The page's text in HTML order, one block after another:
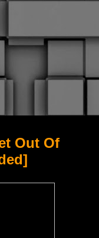
Out Of